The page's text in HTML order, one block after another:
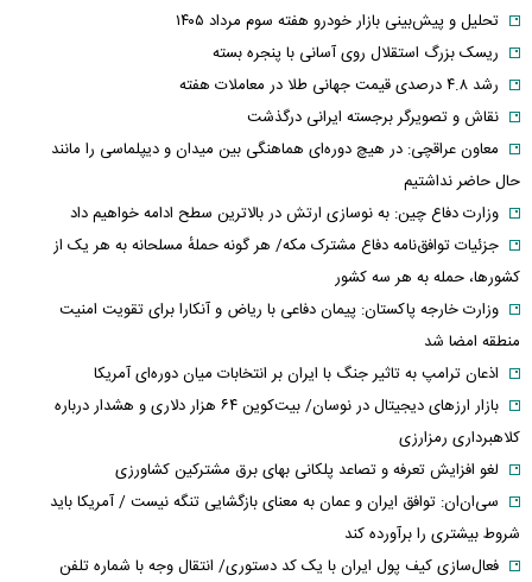
تحلیل و پیش‌بینی بازار خودرو هفته سوم مرداد ۱۴۰۵
ریسک بزرگ استقلال روی آسانی با پنجره بسته
رشد ۴.۸ درصدی قیمت جهانی طلا در معاملات هفته
نقاش و تصویرگر برجسته ایرانی درگذشت
معاون عراقچی: در هیچ دوره‌ای هماهنگی بین میدان و دیپلماسی را مانند
حال حاضر نداشتیم
وزارت دفاع چین: به نوسازی ارتش در بالاترین سطح ادامه خواهیم داد
جزئیات توافق‌نامه دفاع مشترک مکه/ هر گونه حملهٔ مسلحانه به هر یک از
کشورها، حمله به هر سه کشور
وزارت خارجه پاکستان: پیمان دفاعی با ریاض و آنکارا برای تقویت امنیت
منطقه امضا شد
اذعان ترامپ به تاثیر جنگ با ایران بر انتخابات میان دوره‌ای آمریکا
بازار ارزهای دیجیتال در نوسان/ بیت‌کوین ۶۴ هزار دلاری و هشدار درباره
کلاهبرداری رمزارزی
لغو افزایش تعرفه و تصاعد پلکانی بهای برق مشترکین کشاورزی
سی‌ان‌ان: توافق ایران و عمان به معنای بازگشایی تنگه نیست / آمریکا باید
شروط بیشتری را برآورده کند
فعال‌سازی کیف پول ایران با یک کد دستوری/ انتقال وجه با شماره تلفن